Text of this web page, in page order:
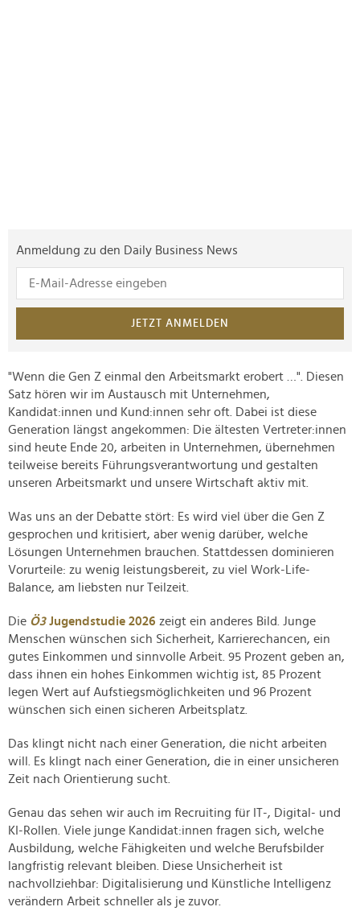
Anmeldung zu den Daily Business News
JETZT ANMELDEN
"Wenn die Gen Z einmal den Arbeitsmarkt erobert …". Diesen
Satz hören wir im Austausch mit Unternehmen,
Kandidat:innen und Kund:innen sehr oft. Dabei ist diese
Generation längst angekommen: Die ältesten Vertreter:innen
sind heute Ende 20, arbeiten in Unternehmen, übernehmen
teilweise bereits Führungsverantwortung und gestalten
unseren Arbeitsmarkt und unsere Wirtschaft aktiv mit.
Was uns an der Debatte stört: Es wird viel über die Gen Z
gesprochen und kritisiert, aber wenig darüber, welche
Lösungen Unternehmen brauchen. Stattdessen dominieren
Vorurteile: zu wenig leistungsbereit, zu viel Work-Life-
Balance, am liebsten nur Teilzeit.
Die Ö3Jugendstudie 2026 zeigt ein anderes Bild. Junge
Menschen wünschen sich Sicherheit, Karrierechancen, ein
gutes Einkommen und sinnvolle Arbeit. 95 Prozent geben an,
dass ihnen ein hohes Einkommen wichtig ist, 85 Prozent
legen Wert auf Aufstiegsmöglichkeiten und 96 Prozent
wünschen sich einen sicheren Arbeitsplatz.
Das klingt nicht nach einer Generation, die nicht arbeiten
will. Es klingt nach einer Generation, die in einer unsicheren
Zeit nach Orientierung sucht.
Genau das sehen wir auch im Recruiting für IT-, Digital- und
KI-Rollen. Viele junge Kandidat:innen fragen sich, welche
Ausbildung, welche Fähigkeiten und welche Berufsbilder
langfristig relevant bleiben. Diese Unsicherheit ist
nachvollziehbar: Digitalisierung und Künstliche Intelligenz
verändern Arbeit schneller als je zuvor.